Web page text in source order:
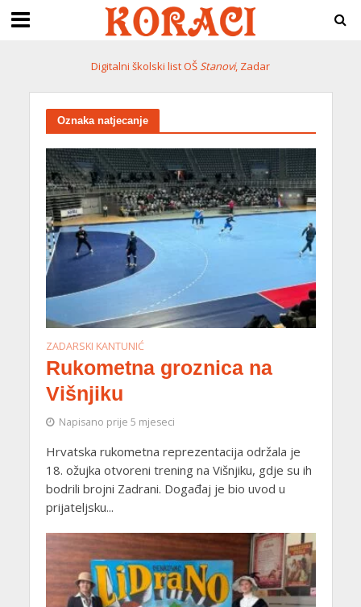
Digitalni školski list OŠStanovi, Zadar
Oznaka natjecanje
ZADARSKI KANTUNIĆ
Rukometna groznica na
Višnjiku
Napisano prije 5 mjeseci
Hrvatska rukometna reprezentacija održala je
18. ožujka otvoreni trening na Višnjiku, gdje su ih
bodrili brojni Zadrani. Događaj je bio uvod u
prijateljsku...